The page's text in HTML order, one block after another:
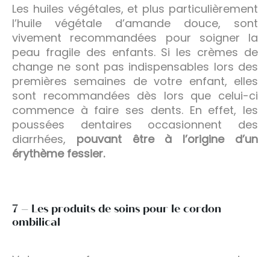
Les huiles végétales, et plus particulièrement
l’huile végétale d’amande douce, sont
vivement recommandées pour soigner la
peau fragile des enfants. Si les crèmes de
change ne sont pas indispensables lors des
premières semaines de votre enfant, elles
sont recommandées dès lors que celui-ci
commence à faire ses dents. En effet, les
poussées dentaires occasionnent des
diarrhées, pouvant être à l’origine d’un
érythème fessier.
7 – Les produits de soins pour le cordon
ombilical